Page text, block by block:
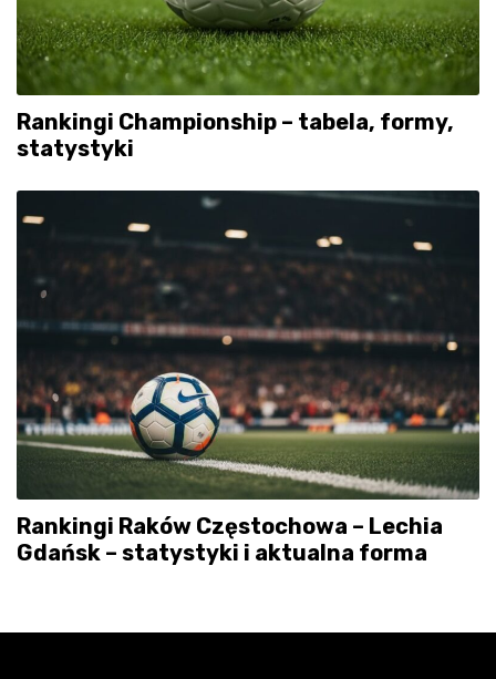
Rankingi Championship – tabela, formy,
statystyki
Rankingi Raków Częstochowa – Lechia
Gdańsk – statystyki i aktualna forma